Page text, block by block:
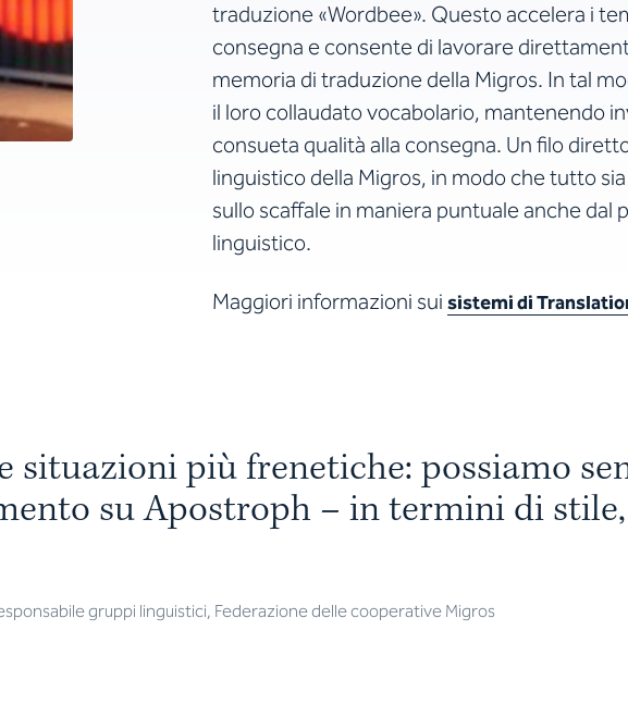
traduzione «Wordbee». Questo accelera i
consegna e consente di lavorare
memoria di traduzione della Migros. In tal
il loro collaudato vocabolario, mantenendo
consueta qualità alla consegna. Un filo
linguistico della Migros, in modo che tutto
sullo scaffale in maniera puntuale anche dal
linguistico.
Maggiori informazioni sui sistemi di
situazioni più frenetiche: possiamo se
ento su Apostroph – in termini di stile,
gruppi linguistici, Federazione delle cooperative Migros